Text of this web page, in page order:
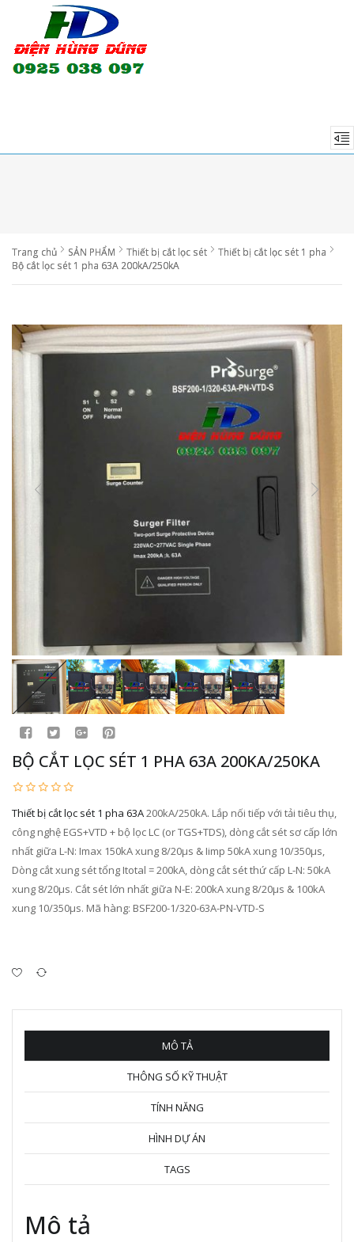
Trang chủ SẢN PHẨM Thiết bị cắt lọc sét
Thiết bị cắt lọc sét 1 pha
Bộ cắt lọc sét 1 pha 63A 200kA/250kA
BỘ CẮT LỌC SÉT 1 PHA 63A 200KA/250KA
Thiết bị cắt lọc sét 1 pha 63A200kA/250kA. Lắp nối tiếp với tải tiêu thụ,
công nghệ EGS+VTD + bộ lọc LC (or TGS+TDS), dòng cắt sét sơ cấp lớn
nhất giữa L-N: Imax 150kA xung 8/20µs & Iimp 50kA xung 10/350µs,
Dòng cắt xung sét tổng Itotal = 200kA, dòng cắt sét thứ cấp L-N: 50kA
xung 8/20µs. Cắt sét lớn nhất giữa N-E: 200kA xung 8/20µs & 100kA
xung 10/350µs. Mã hàng: BSF200-1/320-63A-PN-VTD-S
MÔ TẢ
THÔNG SỐ KỸ THUẬT
TÍNH NĂNG
HÌNH DỰ ÁN
TAGS
Mô tả